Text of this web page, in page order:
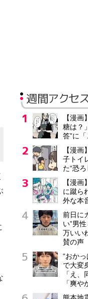
週間アクセ
【漫
糖は？
答”に
【漫
子トイ
た“恐
【漫
に蹴ら
外な本
前日に
い”男
万いい
賛の声
“おか
で大変
「え
「爽